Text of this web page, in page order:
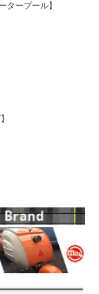
タープール】